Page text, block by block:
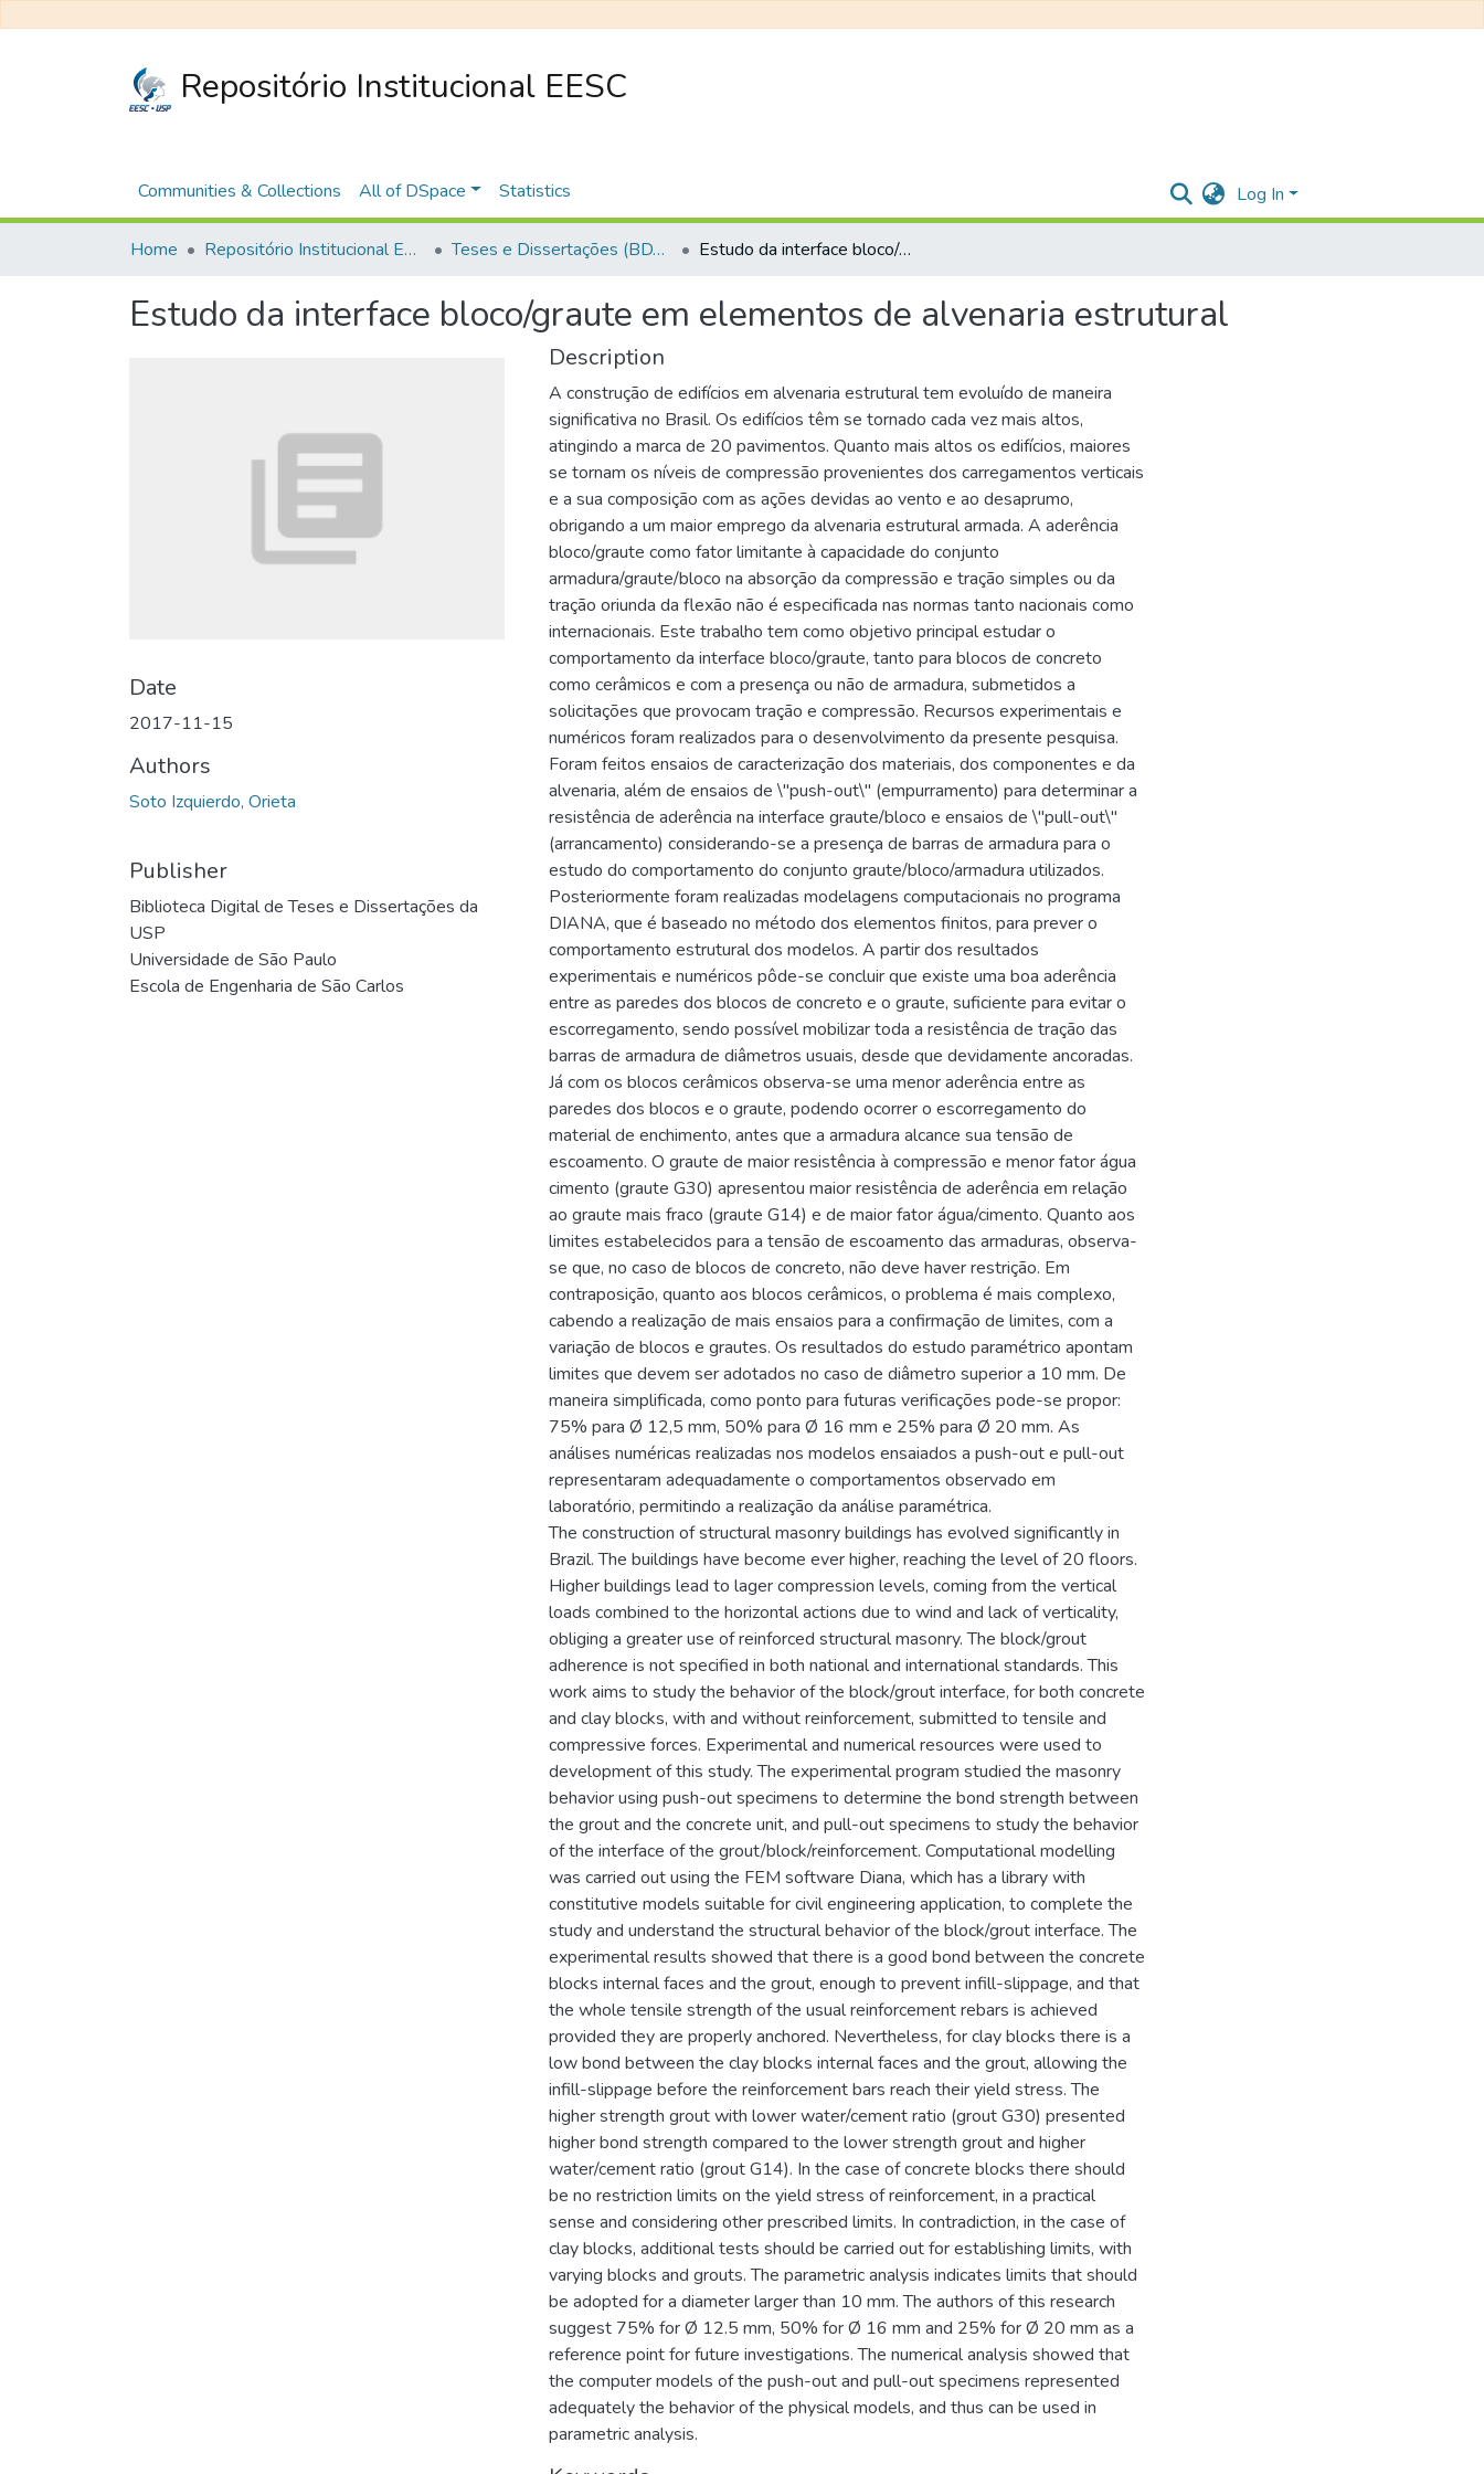
Repositório Institucional EESC
Communities & Collections All of DSpace Statistics Log In
Home Repositório Institucional EESC Teses e Dissertações (BDTD USP) Estudo da interface bloco/graute em elementos de alvenaria estrutural
Estudo da interface bloco/graute em elementos de alvenaria estrutural
Date
2017-11-15
Authors
Soto Izquierdo, Orieta
Publisher
Biblioteca Digital de Teses e Dissertações da
USP
Universidade de São Paulo
Escola de Engenharia de São Carlos
Description
A construção de edifícios em alvenaria estrutural tem evoluído de maneira
significativa no Brasil. Os edifícios têm se tornado cada vez mais altos,
atingindo a marca de 20 pavimentos. Quanto mais altos os edifícios, maiores
se tornam os níveis de compressão provenientes dos carregamentos verticais
e a sua composição com as ações devidas ao vento e ao desaprumo,
obrigando a um maior emprego da alvenaria estrutural armada. A aderência
bloco/graute como fator limitante à capacidade do conjunto
armadura/graute/bloco na absorção da compressão e tração simples ou da
tração oriunda da flexão não é especificada nas normas tanto nacionais como
internacionais. Este trabalho tem como objetivo principal estudar o
comportamento da interface bloco/graute, tanto para blocos de concreto
como cerâmicos e com a presença ou não de armadura, submetidos a
solicitações que provocam tração e compressão. Recursos experimentais e
numéricos foram realizados para o desenvolvimento da presente pesquisa.
Foram feitos ensaios de caracterização dos materiais, dos componentes e da
alvenaria, além de ensaios de \"push-out\" (empurramento) para determinar a
resistência de aderência na interface graute/bloco e ensaios de \"pull-out\"
(arrancamento) considerando-se a presença de barras de armadura para o
estudo do comportamento do conjunto graute/bloco/armadura utilizados.
Posteriormente foram realizadas modelagens computacionais no programa
DIANA, que é baseado no método dos elementos finitos, para prever o
comportamento estrutural dos modelos. A partir dos resultados
experimentais e numéricos pôde-se concluir que existe uma boa aderência
entre as paredes dos blocos de concreto e o graute, suficiente para evitar o
escorregamento, sendo possível mobilizar toda a resistência de tração das
barras de armadura de diâmetros usuais, desde que devidamente ancoradas.
Já com os blocos cerâmicos observa-se uma menor aderência entre as
paredes dos blocos e o graute, podendo ocorrer o escorregamento do
material de enchimento, antes que a armadura alcance sua tensão de
escoamento. O graute de maior resistência à compressão e menor fator água
cimento (graute G30) apresentou maior resistência de aderência em relação
ao graute mais fraco (graute G14) e de maior fator água/cimento. Quanto aos
limites estabelecidos para a tensão de escoamento das armaduras, observa-
se que, no caso de blocos de concreto, não deve haver restrição. Em
contraposição, quanto aos blocos cerâmicos, o problema é mais complexo,
cabendo a realização de mais ensaios para a confirmação de limites, com a
variação de blocos e grautes. Os resultados do estudo paramétrico apontam
limites que devem ser adotados no caso de diâmetro superior a 10 mm. De
maneira simplificada, como ponto para futuras verificações pode-se propor:
75% para Ø 12,5 mm, 50% para Ø 16 mm e 25% para Ø 20 mm. As
análises numéricas realizadas nos modelos ensaiados a push-out e pull-out
representaram adequadamente o comportamentos observado em
laboratório, permitindo a realização da análise paramétrica.
The construction of structural masonry buildings has evolved significantly in
Brazil. The buildings have become ever higher, reaching the level of 20 floors.
Higher buildings lead to lager compression levels, coming from the vertical
loads combined to the horizontal actions due to wind and lack of verticality,
obliging a greater use of reinforced structural masonry. The block/grout
adherence is not specified in both national and international standards. This
work aims to study the behavior of the block/grout interface, for both concrete
and clay blocks, with and without reinforcement, submitted to tensile and
compressive forces. Experimental and numerical resources were used to
development of this study. The experimental program studied the masonry
behavior using push-out specimens to determine the bond strength between
the grout and the concrete unit, and pull-out specimens to study the behavior
of the interface of the grout/block/reinforcement. Computational modelling
was carried out using the FEM software Diana, which has a library with
constitutive models suitable for civil engineering application, to complete the
study and understand the structural behavior of the block/grout interface. The
experimental results showed that there is a good bond between the concrete
blocks internal faces and the grout, enough to prevent infill-slippage, and that
the whole tensile strength of the usual reinforcement rebars is achieved
provided they are properly anchored. Nevertheless, for clay blocks there is a
low bond between the clay blocks internal faces and the grout, allowing the
infill-slippage before the reinforcement bars reach their yield stress. The
higher strength grout with lower water/cement ratio (grout G30) presented
higher bond strength compared to the lower strength grout and higher
water/cement ratio (grout G14). In the case of concrete blocks there should
be no restriction limits on the yield stress of reinforcement, in a practical
sense and considering other prescribed limits. In contradiction, in the case of
clay blocks, additional tests should be carried out for establishing limits, with
varying blocks and grouts. The parametric analysis indicates limits that should
be adopted for a diameter larger than 10 mm. The authors of this research
suggest 75% for Ø 12.5 mm, 50% for Ø 16 mm and 25% for Ø 20 mm as a
reference point for future investigations. The numerical analysis showed that
the computer models of the push-out and pull-out specimens represented
adequately the behavior of the physical models, and thus can be used in
parametric analysis.